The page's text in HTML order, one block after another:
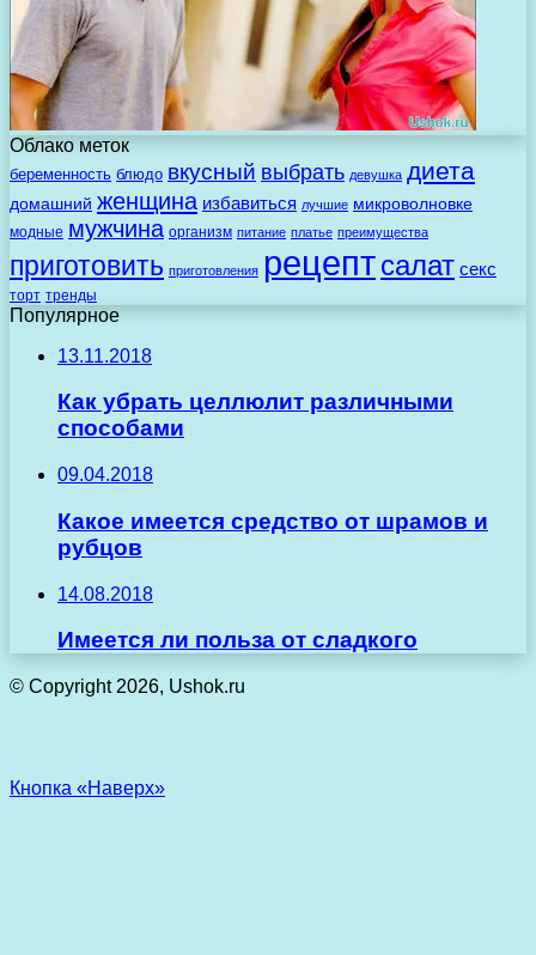
Облако меток
беременность блюдо вкусный выбрать девушка диета
домашний женщина избавиться лучшие микроволновке
модные мужчина организм питание платье преимущества
приготовить приготовления рецептсалат секс
торт тренды
Популярное
13.11.2018
Как убрать целлюлит различными
способами
09.04.2018
Какое имеется средство от шрамов и
рубцов
14.08.2018
Имеется ли польза от сладкого
© Copyright 2026, Ushok.ru
Кнопка «Наверх»